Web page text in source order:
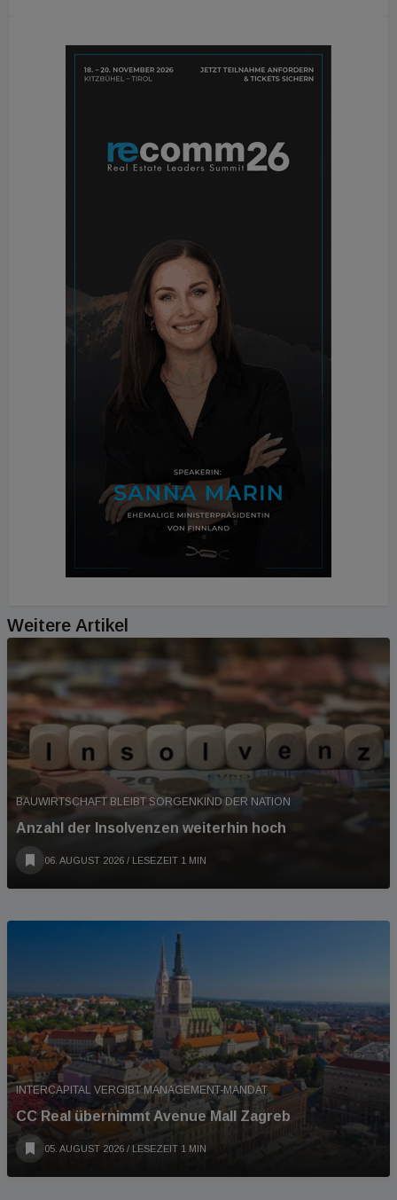
Weitere Artikel
BAUWIRTSCHAFT BLEIBT SORGENKIND DER NATION
Anzahl der Insolvenzen weiterhin hoch
06. AUGUST 2026 / LESEZEIT 1 MIN
INTERCAPITAL VERGIBT MANAGEMENT-MANDAT
CC Real übernimmt Avenue Mall Zagreb
05. AUGUST 2026 / LESEZEIT 1 MIN